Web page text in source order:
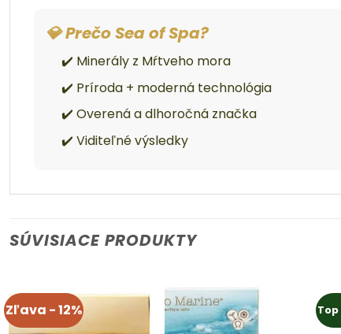
💎 Prečo Sea of Spa?
✔️ Minerály z Mŕtveho mora
✔️ Príroda + moderná technológia
✔️ Overená a dlhoročná značka
✔️ Viditeľné výsledky
SÚVISIACE PRODUKTY
Zľava - 12%